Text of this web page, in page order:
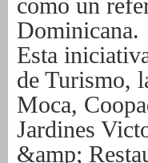
como un
Dominicana.
Esta
de Turismo,
Moca,
Jardines
&amp;